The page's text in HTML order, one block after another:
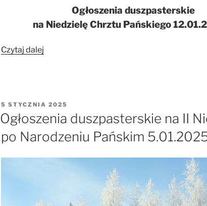
Ogłoszenia duszpasterskie
na Niedzielę Chrztu Pańskiego
Czytaj dalej„Ogłoszenia
Pańskiego
12.01.2025
r.”
OPUBLIKOWANE
W
5 STYCZNIA 2025
Ogłoszenia duszpasterskie na II
po Narodzeniu Pańskim